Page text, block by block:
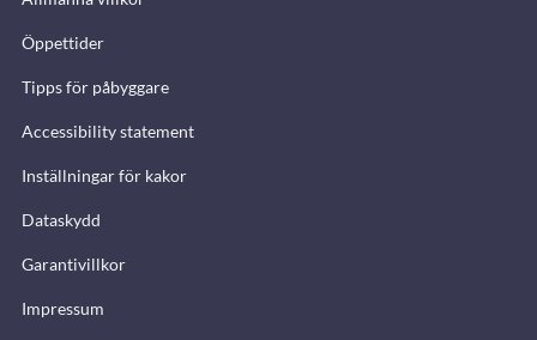
Öppettider
Tipps för påbyggare
Accessibility statement
Inställningar för kakor
Dataskydd
Garantivillkor
Impressum